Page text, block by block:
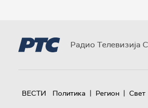
Радио Телевизија
ВЕСТИ Политика | Регион | Свет